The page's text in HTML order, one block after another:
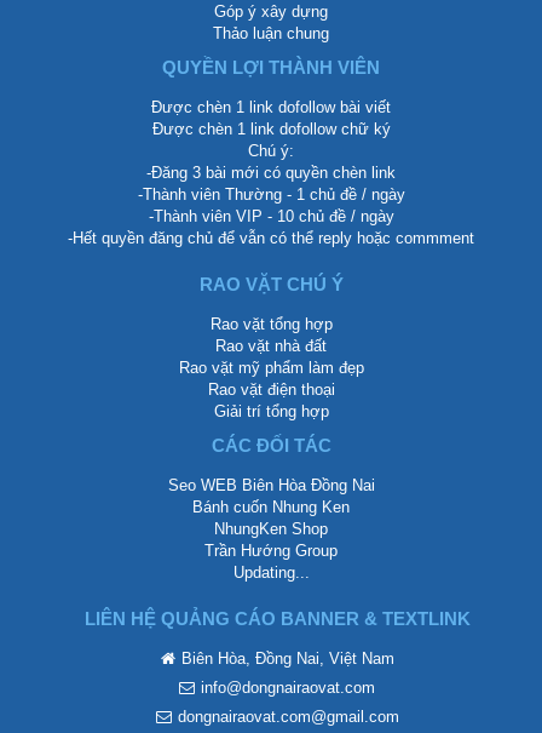
Góp ý xây dựng
Thảo luận chung
QUYỀN LỢI THÀNH VIÊN
Được chèn 1 link dofollow bài viết
Được chèn 1 link dofollow chữ ký
Chú ý:
-Đăng 3 bài mới có quyền chèn link
-Thành viên Thường - 1 chủ đề / ngày
-Thành viên VIP - 10 chủ đề / ngày
-Hết quyền đăng chủ để vẫn có thể reply hoặc commment
RAO VẶT CHÚ Ý
Rao vặt tổng hợp
Rao vặt nhà đất
Rao vặt mỹ phẩm làm đẹp
Rao vặt điện thoại
Giải trí tổng hợp
CÁC ĐỐI TÁC
Seo WEB Biên Hòa Đồng Nai
Bánh cuốn Nhung Ken
NhungKen Shop
Trần Hướng Group
Updating...
LIÊN HỆ QUẢNG CÁO BANNER & TEXTLINK
Biên Hòa, Đồng Nai, Việt Nam
info@dongnairaovat.com
dongnairaovat.com@gmail.com